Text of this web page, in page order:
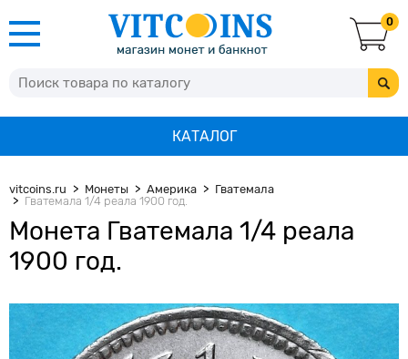
0
КАТАЛОГ
vitcoins.ru Монеты Америка
Гватемала
Гватемала 1/4 реала 1900 год.
Монета Гватемала 1/4 реала
1900 год.